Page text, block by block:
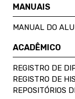
MANUAIS
MANUAL DO
ACADÊMICO
REGISTRO DE
REGISTRO DE
REPOSITÓRIOS